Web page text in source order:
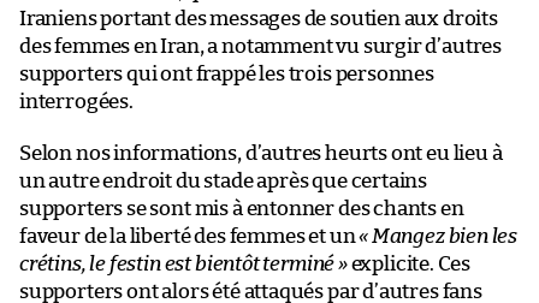
Iraniens portant des messages de soutien aux droits
des femmes en Iran, a notamment vu surgir d’autres
supporters qui ont frappé les trois personnes
interrogées.
Selon nos informations, d’autres heurts ont eu lieu à
un autre endroit du stade après que certains
supporters se sont mis à entonner des chants en
faveur de la liberté des femmes et un« Mangez bien les
crétins, le festin est bientôt terminé »explicite. Ces
supporters ont alors été attaqués par d’autres fans